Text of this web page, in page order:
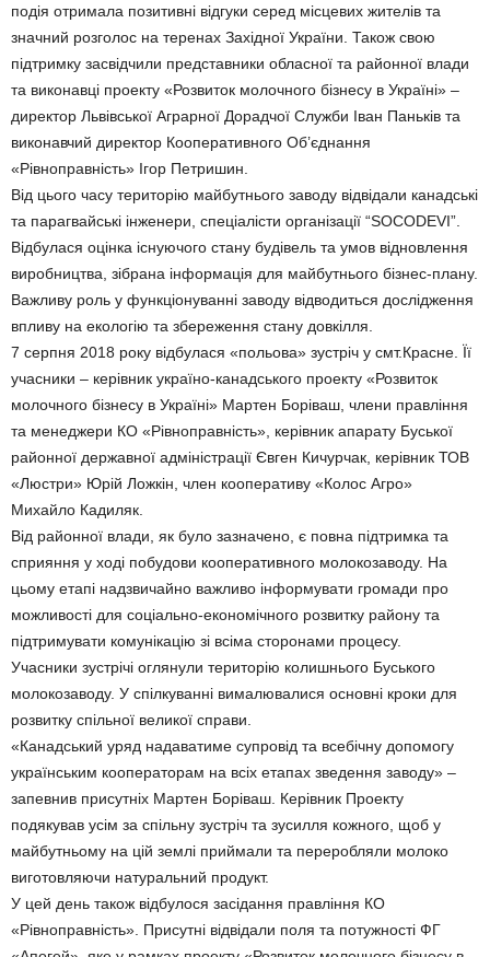
подія отримала позитивні відгуки серед місцевих жителів та
значний розголос на теренах Західної України. Також свою
підтримку засвідчили представники обласної та районної влади
та виконавці проекту «Розвиток молочного бізнесу в Україні» –
директор Львівської Аграрної Дорадчої Служби Іван Паньків та
виконавчий директор Кооперативного Об’єднання
«Рівноправність» Ігор Петришин.
Від цього часу територію майбутнього заводу відвідали канадські
та парагвайські інженери, спеціалісти організації “SOCODEVI”.
Відбулася оцінка існуючого стану будівель та умов відновлення
виробництва, зібрана інформація для майбутнього бізнес-плану.
Важливу роль у функціонуванні заводу відводиться дослідження
впливу на екологію та збереження стану довкілля.
7 серпня 2018 року відбулася «польова» зустріч у смт.Красне. Її
учасники – керівник україно-канадського проекту «Розвиток
молочного бізнесу в Україні» Мартен Боріваш, члени правління
та менеджери КО «Рівноправність», керівник апарату Буської
районної державної адміністрації Євген Кичурчак, керівник ТОВ
«Люстри» Юрій Ложкін, член кооперативу «Колос Агро»
Михайло Кадиляк.
Від районної влади, як було зазначено, є повна підтримка та
сприяння у ході побудови кооперативного молокозаводу. На
цьому етапі надзвичайно важливо інформувати громади про
можливості для соціально-економічного розвитку району та
підтримувати комунікацію зі всіма сторонами процесу.
Учасники зустрічі оглянули територію колишнього Буського
молокозаводу. У спілкуванні вималювалися основні кроки для
розвитку спільної великої справи.
«Канадський уряд надаватиме супровід та всебічну допомогу
українським кооператорам на всіх етапах зведення заводу» –
запевнив присутніх Мартен Боріваш. Керівник Проекту
подякував усім за спільну зустріч та зусилля кожного, щоб у
майбутньому на цій землі приймали та переробляли молоко
виготовляючи натуральний продукт.
У цей день також відбулося засідання правління КО
«Рівноправність». Присутні відвідали поля та потужності ФГ